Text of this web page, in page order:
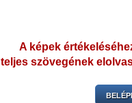
A képek
teljes szövegének